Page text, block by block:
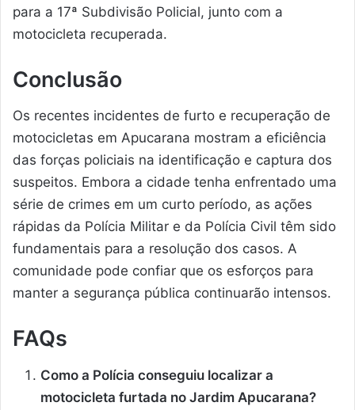
para a 17ª Subdivisão Policial, junto com a
motocicleta recuperada.
Conclusão
Os recentes incidentes de furto e recuperação de
motocicletas em Apucarana mostram a eficiência
das forças policiais na identificação e captura dos
suspeitos. Embora a cidade tenha enfrentado uma
série de crimes em um curto período, as ações
rápidas da Polícia Militar e da Polícia Civil têm sido
fundamentais para a resolução dos casos. A
comunidade pode confiar que os esforços para
manter a segurança pública continuarão intensos.
FAQs
Como a Polícia conseguiu localizar a
motocicleta furtada no Jardim Apucarana?